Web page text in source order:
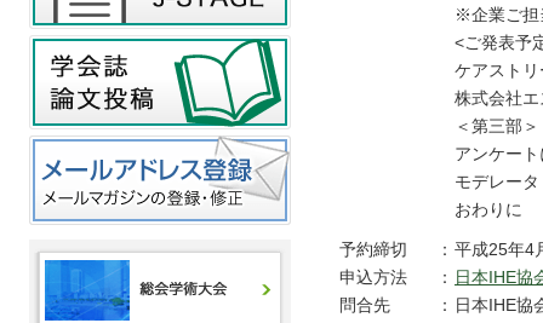
※企業ご担
<ご発表予
ケアスト
株式会社
＜第三部
アンケー
モデレー
おわりに
予約締切 ： 平成25年4
申込方法
：
日本IHE協
問合先
：
日本IHE協